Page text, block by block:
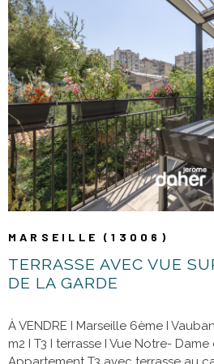
MARSEILLE (13006)
TERRASSE AVEC VUE
DE LA GARDE
À VENDRE I Marseille 6ème I
m2 I T3 I terrasse I Vue Notre-
VOIR LE